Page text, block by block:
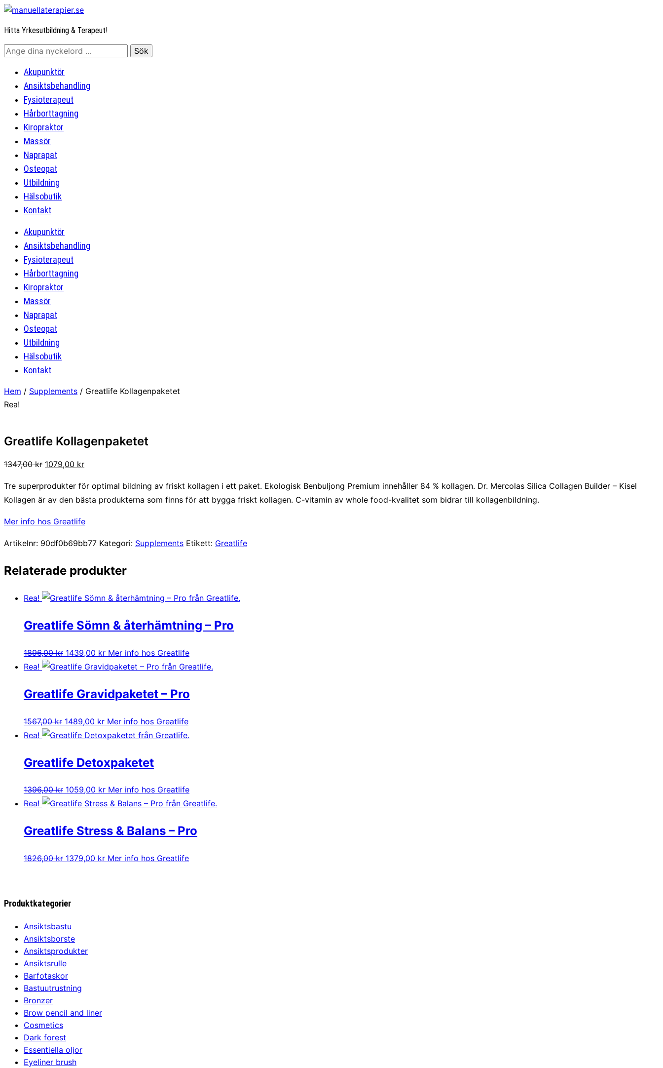
Hitta Yrkesutbildning & Terapeut!
Akupunktör
Ansiktsbehandling
Fysioterapeut
Hårborttagning
Kiropraktor
Massör
Naprapat
Osteopat
Utbildning
Hälsobutik
Kontakt
Akupunktör
Ansiktsbehandling
Fysioterapeut
Hårborttagning
Kiropraktor
Massör
Naprapat
Osteopat
Utbildning
Hälsobutik
Kontakt
Hem / Supplements / Greatlife Kollagenpaketet
Rea!
Greatlife Kollagenpaketet
1347,00kr Det
priset
var:
1347,00 kr.
1079,00 krDet
priset
är:
1079,00 kr.
Tre superprodukter för optimal bildning av friskt kollagen i ett paket. Ekologisk Benbuljong Premium innehåller 84 % kollagen. Dr. Mercolas Silica Collagen Builder – Kisel
Kollagen är av den bästa produkterna som finns för att bygga friskt kollagen. C-vitamin av whole food-kvalitet som bidrar till kollagenbildning.
Mer info hos Greatlife
Artikelnr: 90df0b69bb77 Kategori: Supplements Etikett: Greatlife
Relaterade produkter
Rea!
Greatlife Sömn & återhämtning – Pro
1896,00kr Det
ursprungliga
var:
1439,00 krDet
nuvarande
är:
Mer info hos Greatlife
Rea!
Greatlife Gravidpaketet – Pro
1567,00kr Det
ursprungliga
var:
1489,00 krDet
nuvarande
är:
Mer info hos Greatlife
Rea!
Greatlife Detoxpaketet
1396,00kr Det
ursprungliga
var:
1059,00 krDet
nuvarande
är:
Mer info hos Greatlife
Rea!
Greatlife Stress & Balans – Pro
1826,00kr Det
var:
1379,00 krDet
Mer info hos Greatlife
Produktkategorier
Ansiktsbastu
Ansiktsborste
Ansiktsprodukter
Ansiktsrulle
Barfotaskor
Bastuutrustning
Bronzer
Brow pencil and liner
Cosmetics
Dark forest
Essentiella oljor
Eyeliner brush